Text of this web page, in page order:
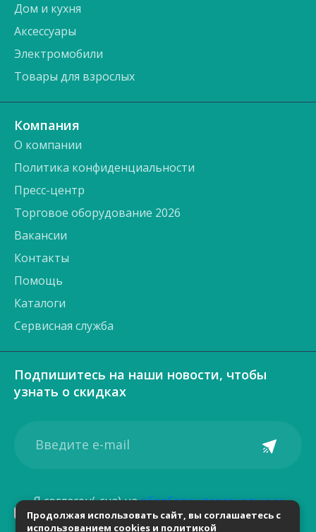
Продолжая использовать сайт, вы соглашаетесь с
использованием cookies и политикой
Дом и кухня
Аксессуары
Электромобили
Товары для взрослых
Компания
О компании
Политика конфиденциальности
Пресс-центр
Торговое оборудование 2026
Вакансии
Контакты
Помощь
Каталоги
Сервисная служба
Подпишитесь на наши новости, чтобы
узнать о скидках
Я согласен(-сна) наобработку персональных
данных